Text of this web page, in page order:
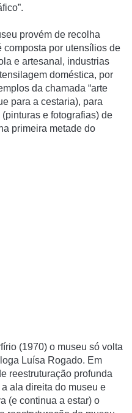
provém de recolha
composta por utensílios de
e artesanal, industrias
doméstica, por
da chamada “arte
para a cestaria), para
e fotografias) de
primeira metade do
(1970) o museu só volta
Luísa Rogado. Em
reestruturação profunda
ala direita do museu e
(e continua a estar) o